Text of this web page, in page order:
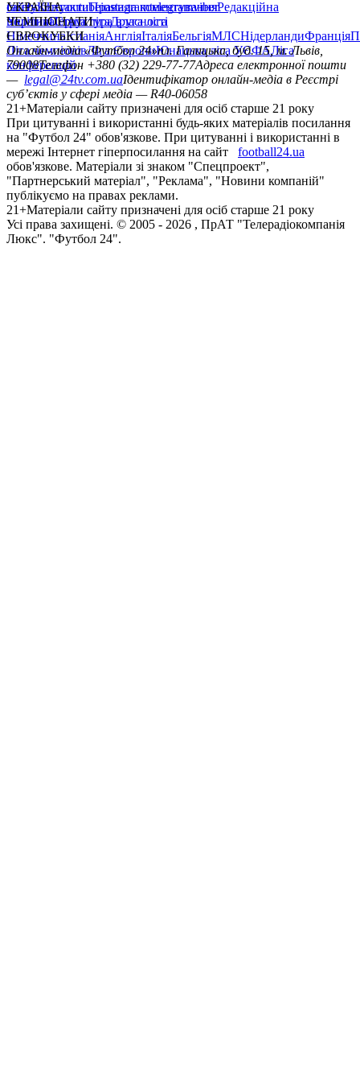
сайтуКонтактиПравила коментуванняРедакційна
політикаСтруктура власності
facebookxyoutubeinstagramtelegramviber
УКРАЇНА
УкраїнаПерша лігаДруга ліга
ЧЕМПІОНАТИ
НімеччинаІспаніяАнгліяІталіяБельгіяМЛСНідерландиФранція
ЄВРОКУБКИ
Ліга чемпіонівЛіга ЄвропиЮнацька ліга УЄФАЛіга
конференцій
Онлайн-медіа «Футбол 24»пл. Галицька, буд. 15, м. Львів,
79008Телефон +380 (32) 229-77-77Адреса електронної пошти
— legal@24tv.com.uaІдентифікатор онлайн-медіа в Реєстрі
суб’єктів у сфері медіа — R40-06058
21+Матеріали сайту призначені для осіб старше 21 року
При цитуванні і використанні будь-яких матеріалів посилання
на "Футбол 24" обов'язкове. При цитуванні і використанні в
мережі Інтернет гіперпосилання на сайт
football24.ua
обов'язкове. Матеріали зі знаком "Спецпроект",
"Партнерський матеріал", "Реклама", "Новини компаній"
публікуємо на правах реклами.
21+Матеріали сайту призначені для осіб старше 21 року
Усi права захищенi. © 2005 - 2026 , ПрАТ "Телерадіокомпанія
Люкс". "Футбол 24".